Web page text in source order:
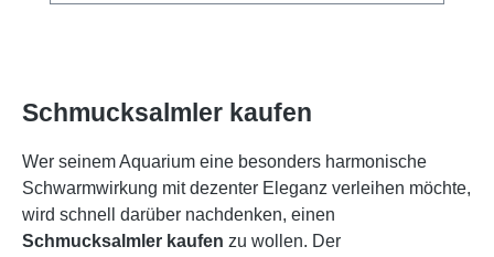
Schmucksalmler kaufen
Wer seinem Aquarium eine besonders harmonische
Schwarmwirkung mit dezenter Eleganz verleihen möchte,
wird schnell darüber nachdenken, einen
Schmucksalmler kaufen zu wollen. Der